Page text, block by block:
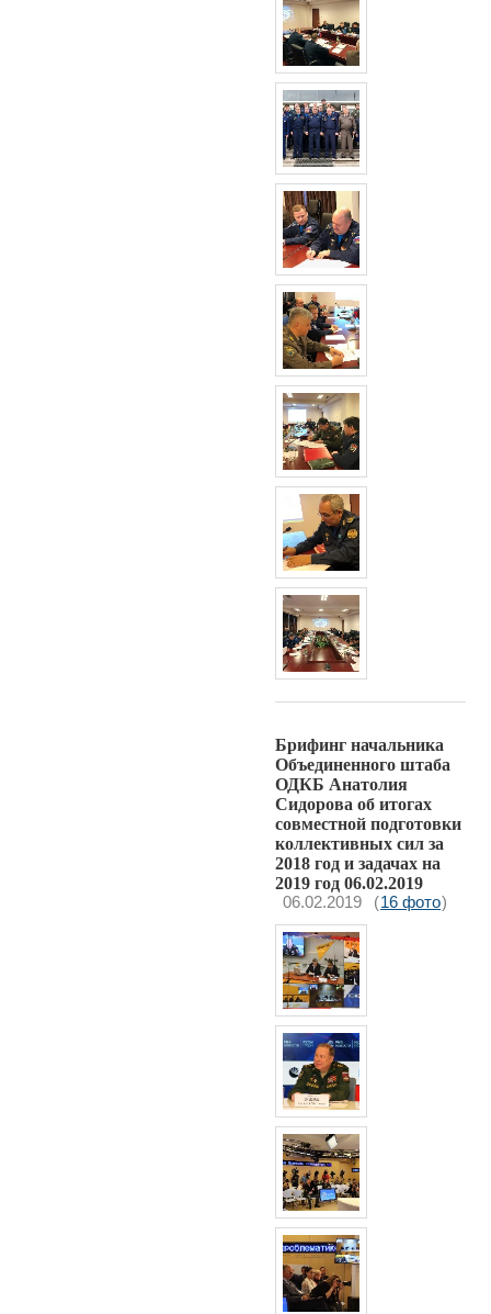
Брифинг начальника
Объединенного штаба
ОДКБ Анатолия
Сидорова об итогах
совместной подготовки
коллективных сил за
2018 год и задачах на
2019 год 06.02.2019
06.02.2019 (16 фото)